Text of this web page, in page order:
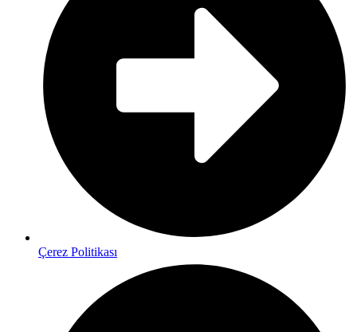
Çerez Politikası